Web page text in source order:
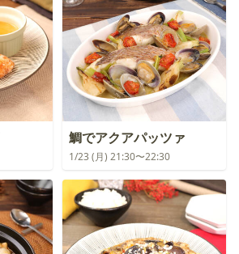
鯛でアクアパッツァ
1/23 (月) 21:30〜22:30